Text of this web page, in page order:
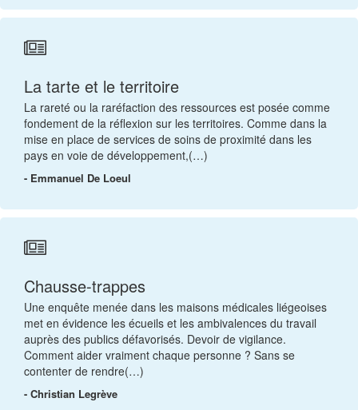
La tarte et le territoire
La rareté ou la raréfaction des ressources est posée comme
fondement de la réflexion sur les territoires. Comme dans la
mise en place de services de soins de proximité dans les
pays en voie de développement,(…)
- Emmanuel De Loeul
Chausse-trappes
Une enquête menée dans les maisons médicales liégeoises
met en évidence les écueils et les ambivalences du travail
auprès des publics défavorisés. Devoir de vigilance.
Comment aider vraiment chaque personne ? Sans se
contenter de rendre(…)
- Christian Legrève